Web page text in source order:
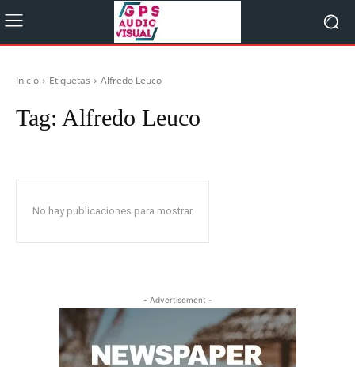
Inicio Etiquetas Alfredo Leuco
Tag: Alfredo Leuco
No hay publicaciones para mostrar
- Advertisement -